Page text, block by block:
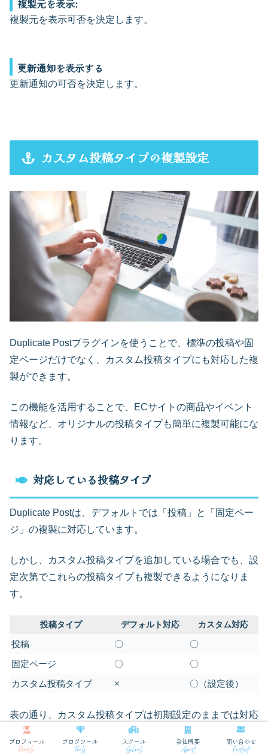
複製元を表示:
複製元を表示可否を決定します。
更新通知を表示する
更新通知の可否を決定します。
カスタム投稿タイプの複製設定
Duplicate Postプラグインを使うことで、標準の投稿や固
定ページだけでなく、カスタム投稿タイプにも対応した複
製ができます。
この機能を活用することで、ECサイトの商品やイベント
情報など、オリジナルの投稿タイプも簡単に複製可能にな
ります。
対応している投稿タイプ
Duplicate Postは、デフォルトでは「投稿」と「固定ペー
ジ」の複製に対応しています。
しかし、カスタム投稿タイプを追加している場合でも、設
定次第でこれらの投稿タイプも複製できるようになりま
す。
投稿タイプ デフォルト対応 カスタム対応
投稿 〇
〇
固定ページ
〇
〇
カスタム投稿タイプ
× 〇（設定後）
表の通り、カスタム投稿タイプは初期設定のままでは対応
していませんが、設定を変更することで利用が可能になり
ます。
プロフィール
Profile
ブログツール
Tools
スクール
School
会社概要
About
問い合わせ
Contact